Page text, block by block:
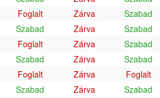
Foglalt Zárva
Szabad
Szabad Zárva
Szabad
Foglalt Zárva
Szabad
Szabad Zárva
Szabad
Foglalt Zárva
Foglalt
Szabad Zárva
Szabad